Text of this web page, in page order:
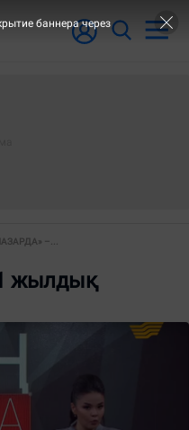
–...
1 жылдық
баннера через